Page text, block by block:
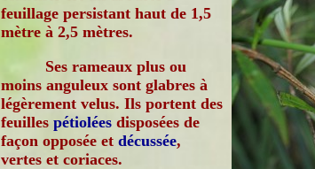
feuillage persistant haut de 1,5
mètre à 2,5 mètres.
Ses rameaux plus ou
moins anguleux sont glabres à
légèrement velus. Ils portent des
feuilles pétiolées disposées de
façon opposée et décussée,
vertes et coriaces.